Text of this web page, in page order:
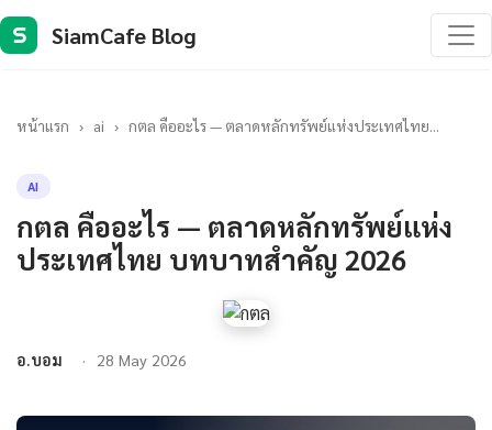
S SiamCafe Blog
หน้าแรก › ai › กตล คืออะไร — ตลาดหลักทรัพย์แห่งประเทศไทย...
AI
กตล คืออะไร — ตลาดหลักทรัพย์แห่ง
ประเทศไทย บทบาทสำคัญ 2026
อ.บอม 28 May 2026